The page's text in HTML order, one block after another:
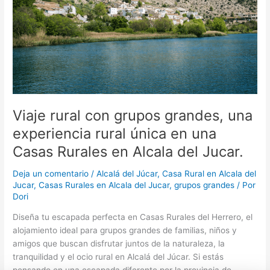
Viaje rural con grupos grandes, una
experiencia rural única en una
Casas Rurales en Alcala del Jucar.
Deja un comentario /Alcalá del Júcar,Casa Rural en Alcala del
Jucar,Casas Rurales en Alcala del Jucar,grupos grandes / Por
Dori
Diseña tu escapada perfecta en Casas Rurales del Herrero, el
alojamiento ideal para grupos grandes de familias, niños y
amigos que buscan disfrutar juntos de la naturaleza, la
tranquilidad y el ocio rural en Alcalá del Júcar. Si estás
una
experiencia
rural
única
en
una
Casas
Rurales
en
Alcala
del
Jucar.